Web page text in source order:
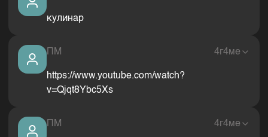
кулинар
ПМ 4г4ме
https://www.youtube.com/watch?
v=Qjqt8Ybc5Xs
ПМ 4г4ме